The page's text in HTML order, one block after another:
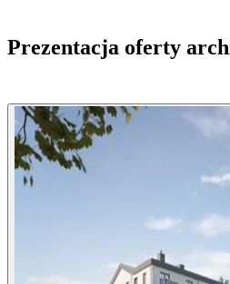
Prezentacja oferty